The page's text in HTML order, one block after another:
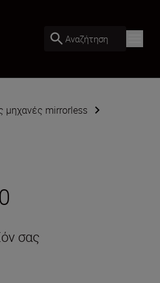
Αναζήτηση
μηχανές mirrorless
σας